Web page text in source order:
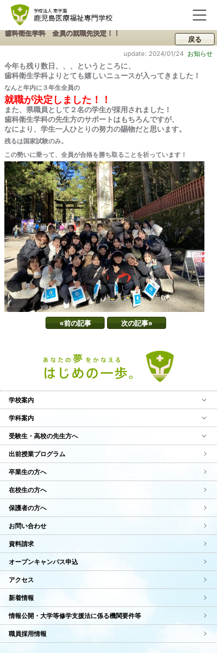
歯科衛生学科 全員の就職先決定！！
戻る
update: 2024/01/24 お知らせ
今年も残り数日、、、というところに、
歯科衛生学科よりとても嬉しいニュースが入ってきました！
なんと年内に３年生全員の
就職が決定しました！！
また、県職員として２名の学生が採用されました！
歯科衛生学科の先生方のサポートはもちろんですが、
なにより、学生一人ひとりの努力の賜物だと思います。
残るは国家試験のみ。
この勢いに乗って、全員が合格を勝ち取ることを祈っています！
«前の記事 次の記事»
学校案内
学科案内
受験生・高校の先生方へ
出前授業プログラム
卒業生の方へ
在校生の方へ
保護者の方へ
お問い合わせ
資料請求
オープンキャンパス申込
アクセス
新着情報
情報公開・大学等修学支援法に係る機関要件等
職員採用情報